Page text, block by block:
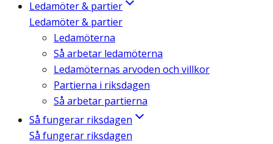
Ledamöter & partier
Ledamöter & partier
Ledamöterna
Så arbetar ledamöterna
Ledamöternas arvoden och villkor
Partierna i riksdagen
Så arbetar partierna
Så fungerar riksdagen
Så fungerar riksdagen